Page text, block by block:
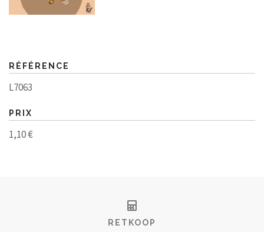
RÉFÉRENCE
L7063
PRIX
1,10 €
RETKOOP